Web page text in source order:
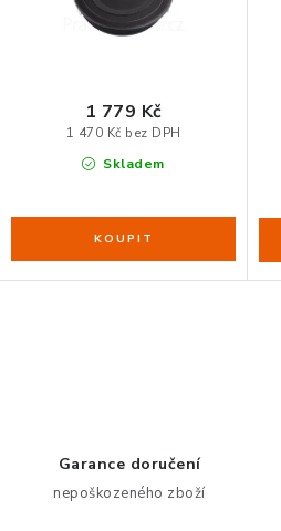
Skladem
1 470 Kč bez DPH
1 779 Kč
Garance doručení
nepoškozeného zboží